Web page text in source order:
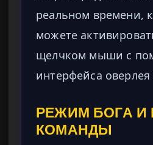
реальном времени,
можете
щелчком мыши с
интерфейса оверлея
РЕЖИМ БОГА
КОМАНДЫ